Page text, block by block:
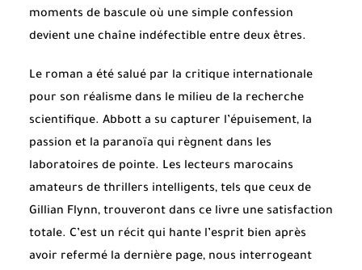
moments de bascule où une simple confession
devient une chaîne indéfectible entre deux êtres.
Le roman a été salué par la critique internationale
pour son réalisme dans le milieu de la recherche
scientifique. Abbott a su capturer l’épuisement, la
passion et la paranoïa qui règnent dans les
laboratoires de pointe. Les lecteurs marocains
amateurs de thrillers intelligents, tels que ceux de
Gillian Flynn, trouveront dans ce livre une satisfaction
totale. C’est un récit qui hante l’esprit bien après
avoir refermé la dernière page, nous interrogeant